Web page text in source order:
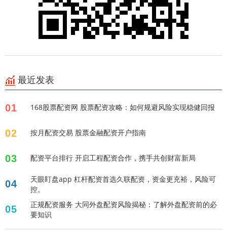
最近发表
01 168股票配资网 股票配资攻略：如何规避风险实现稳健回报
02 按月配资交易 股票金融配资开户指南
03 配资平台排行 开启工程配资合作，携手共创财富新局
04
天眼盯盘app 杠杆配资首选久联配资，资金更充裕，风险可
控。
05
正规配资服务 大同外盘配资风险揭秘：了解外盘配资前的必
要知识